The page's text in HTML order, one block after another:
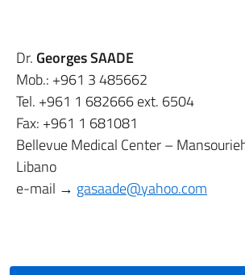
Dr. Georges SAADE
Mob.: +961 3 485662
Tel. +961 1 682666 ext. 6504
Fax: +961 1 681081
Bellevue Medical Center –
Libano
e-mail → gasaade@yahoo.com